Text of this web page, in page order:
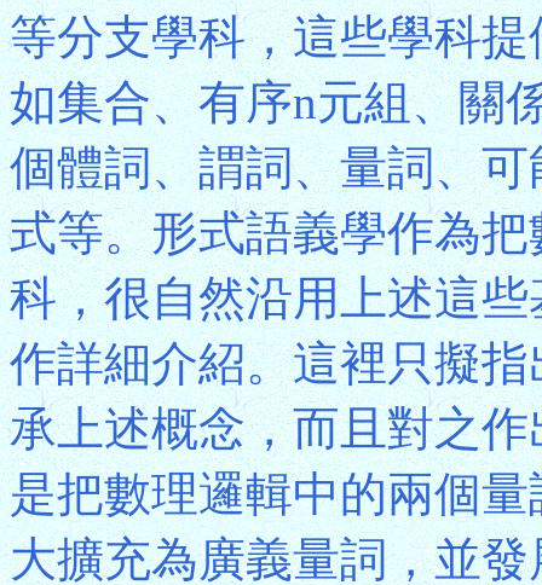
等分支學科，這些學科
如集合、有序n元組、關
個體詞、謂詞、量詞、
式等。形式語義學作為
科，很自然沿用上述這
作詳細介紹。這裡只擬
承上述概念，而且對之
是把數理邏輯中的兩個
大擴充為廣義量詞，並發